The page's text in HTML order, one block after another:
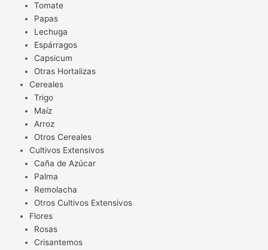
Tomate
Papas
Lechuga
Espárragos
Capsicum
Otras Hortalizas
Cereales
Trigo
Maíz
Arroz
Otros Cereales
Cultivos Extensivos
Caña de Azúcar
Palma
Remolacha
Otros Cultivos Extensivos
Flores
Rosas
Crisantemos